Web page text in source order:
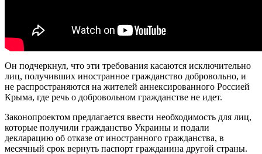
Он подчеркнул, что эти требования касаются исключительно
лиц, получивших иностранное гражданство добровольно, и
не распространяются на жителей аннексированного Россией
Крыма, где речь о добровольном гражданстве не идет.
Законопроектом предлагается ввести необходимость для лиц,
которые получили гражданство Украины и подали
декларацию об отказе от иностранного гражданства, в
месячный срок вернуть паспорт гражданина другой страны.